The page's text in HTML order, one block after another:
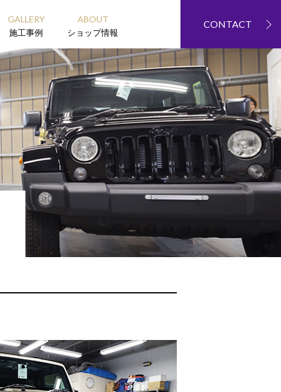
GALLERY
施工事例
ABOUT
ショップ情報
CONTACT